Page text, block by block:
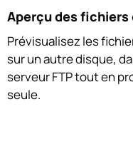
Aperçu des
Prévisualisez les
sur un autre disque,
serveur FTP tout en
seule.